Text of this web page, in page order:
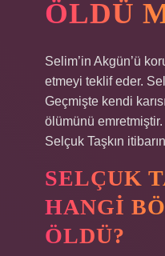
ÖLDÜ
Selim’in Akgün’ü
etmeyi teklif eder.
Geçmişte kendi
ölümünü
Selçuk Taşkın
SELÇUK
HANGI
ÖLDÜ?